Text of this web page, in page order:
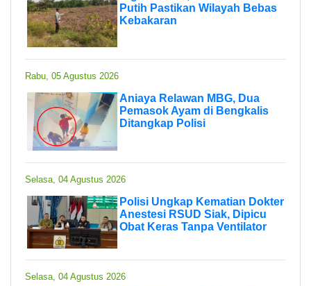
Putih Pastikan Wilayah Bebas
Kebakaran
Rabu, 05 Agustus 2026
Aniaya Relawan MBG, Dua
Pemasok Ayam di Bengkalis
Ditangkap Polisi
Selasa, 04 Agustus 2026
Polisi Ungkap Kematian Dokter
Anestesi RSUD Siak, Dipicu
Obat Keras Tanpa Ventilator
Selasa, 04 Agustus 2026